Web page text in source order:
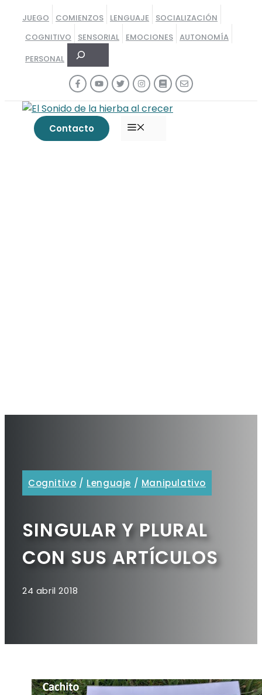
contenido
JUEGO COMIENZOS LENGUAJE
SOCIALIZACIÓN
COGNITIVO
SENSORIAL EMOCIONES AUTONOMÍA
PERSONAL
Buscar
Contacto
Cognitivo / Lenguaje / Manipulativo
SINGULAR Y PLURAL
CON SUS ARTÍCULOS
24 abril 2018